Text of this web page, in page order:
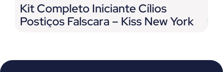
Kit Completo Iniciante Cílios
Postiços Falscara – Kiss New York